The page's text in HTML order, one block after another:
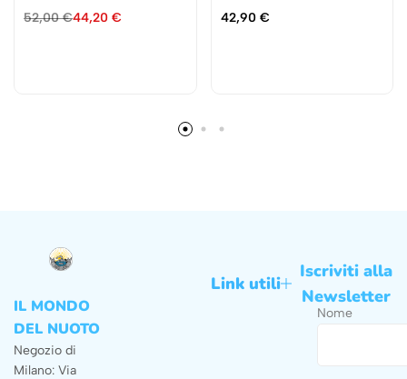
52,00€44,20 € 42,90 €
IL MONDO
DEL NUOTO
Negozio di
Milano: Via
Link utili
Iscriviti alla
Newsletter
Nome